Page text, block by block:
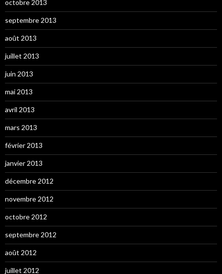
octobre 2013
septembre 2013
août 2013
juillet 2013
juin 2013
mai 2013
avril 2013
mars 2013
février 2013
janvier 2013
décembre 2012
novembre 2012
octobre 2012
septembre 2012
août 2012
juillet 2012